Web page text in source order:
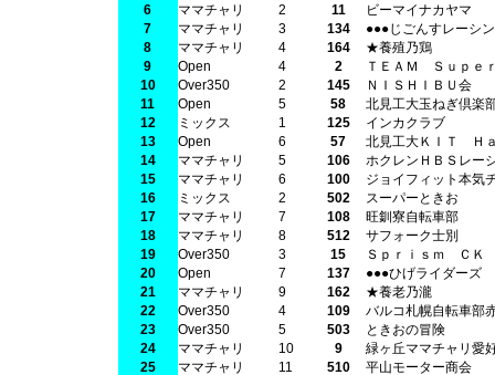
6
ママチャリ 2 11
ビーマイナカヤマ
7
ママチャリ 3 134
●●●じごんすレーシ
8
ママチャリ 4 164
★養殖乃鶏
9
Open 4 2
ＴＥＡＭ Ｓｕｐｅ
10
Over350 2 145
ＮＩＳＨＩＢＵ会
11
Open 5 58
北見工大玉ねぎ倶楽
12
ミックス 1 125
インカクラブ
13
Open 6 57
北見工大ＫＩＴ Ｈ
14
ママチャリ 5 106
ホクレンＨＢＳレー
15
ママチャリ 6 100
ジョイフィット本気
16
ミックス 2 502
スーパーときお
17
ママチャリ 7 108
旺釧寮自転車部
18
ママチャリ 8 512
サフォーク士別
19
Over350 3 15
Ｓｐｒｉｓｍ ＣＫ
20
Open 7 137
●●●ひげライダーズ
21
ママチャリ 9 162
★養老乃瀧
22
Over350 4 109
バルコ札幌自転車部
23
Over350 5 503
ときおの冒険
24
ママチャリ 10 9
緑ヶ丘ママチャリ愛
25
ママチャリ 11 510
平山モーター商会